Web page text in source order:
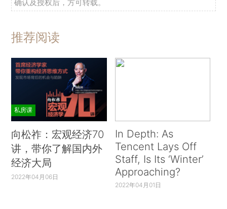
确认及授权后，方可转载。
推荐阅读
私房课
向松祚：宏观经济70
讲，带你了解国内外
经济大局
2022年04月06日
In Depth: As
Tencent Lays Off
Staff, Is Its ‘Winter’
Approaching?
2022年04月01日